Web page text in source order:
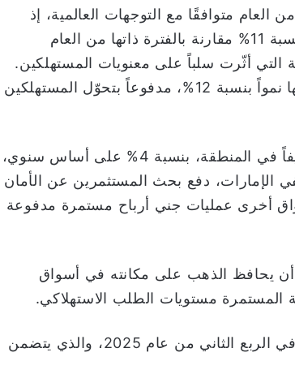
متوافقًا مع التوجهات العالمية، إذ
تراجع الإقبال على المجوهرات الذهبية في المنطقة بنسبة 11% مقارنة بالفترة ذاتها من العام
التي أثّرت سلباً على معنويات المستهلكين.
وقد شكلت إيران استثناءً بارزًا، حيث سجّل الطلب فيها نمواً بنسبة 12%، مدفوعاً بتحوّل المستهلكين
شهد الاستثمار في السبائك والعملات الذهبية نمواً طفيفاً في المنطقة، بنسبة 4% على أساس سنوي،
الإمارات، دفع بحث المستثمرين عن الأمان
18%، بينما شهدت أسواق أخرى عمليات جني أرباح مستمرة مدفوعة
من عام 2025، من المتوقع أن يحافظ الذهب على مكانته في أسواق
مستويات الطلب الاستهلاكي.
في الربع الثاني من عام 2025، والذي يتضمن